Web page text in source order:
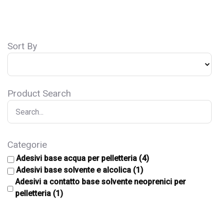
Sort By
Product Search
Categorie
Adesivi base acqua per pelletteria (4)
Adesivi base solvente e alcolica (1)
Adesivi a contatto base solvente neoprenici per
pelletteria (1)